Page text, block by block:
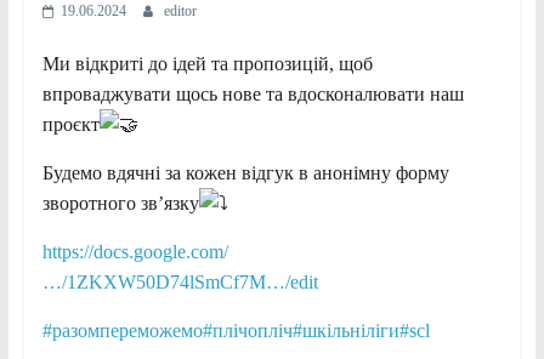
19.06.2024 editor
Ми відкриті до ідей та пропозицій, щоб
впроваджувати щось нове та вдосконалювати наш
проєкт
Будемо вдячні за кожен відгук в анонімну форму
зворотного звʼязку
https://docs.google.com/
…/1ZKXW50D74lSmCf7M…/edit
#разомпереможемо#плічопліч#шкільніліги#scl